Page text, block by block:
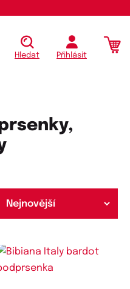
Hledat Přihlásit